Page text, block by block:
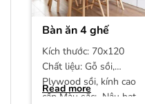
Bàn ăn 4 ghế
Kích thước: 70x120
Chất liệu: Gỗ sồi,
Plywood sồi, kính cao
cấp Màu sắc: Nâu hạt
Read more